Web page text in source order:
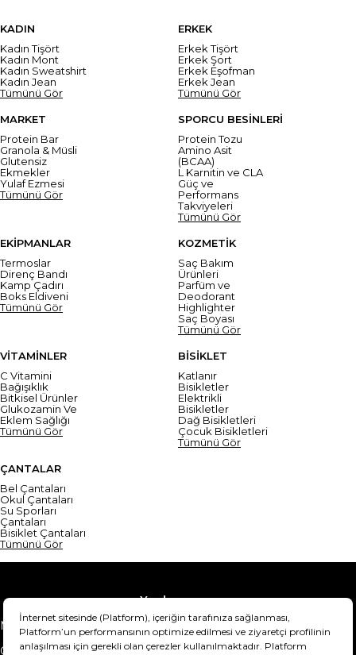
KADIN
Kadın Tişört
Kadın Mont
Kadın Sweatshirt
Kadın Jean
Tümünü Gör
ERKEK
Erkek Tişört
Erkek Şort
Erkek Eşofman
Erkek Jean
Tümünü Gör
MARKET
Protein Bar
Granola & Müsli
Glutensiz
Ekmekler
Yulaf Ezmesi
Tümünü Gör
SPORCU BESİNLERİ
Protein Tozu
Amino Asit
(BCAA)
L Karnitin ve CLA
Güç ve
Performans
Takviyeleri
Tümünü Gör
EKİPMANLAR
Termoslar
Direnç Bandı
Kamp Çadırı
Boks Eldiveni
Tümünü Gör
KOZMETİK
Saç Bakım
Ürünleri
Parfüm ve
Deodorant
Highlighter
Saç Boyası
Tümünü Gör
VİTAMİNLER
C Vitamini
Bağışıklık
Bitkisel Ürünler
Glukozamin Ve
Eklem Sağlığı
Tümünü Gör
BİSİKLET
Katlanır
Bisikletler
Elektrikli
Bisikletler
Dağ Bisikletleri
Çocuk Bisikletleri
Tümünü Gör
ÇANTALAR
Bel Çantaları
Okul Çantaları
Su Sporları
Çantaları
Bisiklet Çantaları
Tümünü Gör
Yardım
Mesafeli Satış Sözleşmesi
Teslimat Bilgisi
Gizlilik Sözleşmesi
Şartlar & Koşullar